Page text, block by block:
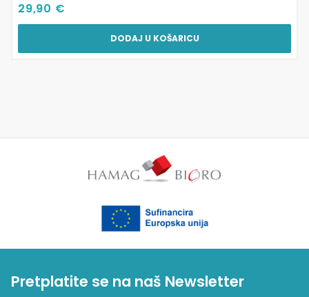
29,90 €
DODAJ U KOŠARICU
Pretplatite se na naš Newsletter